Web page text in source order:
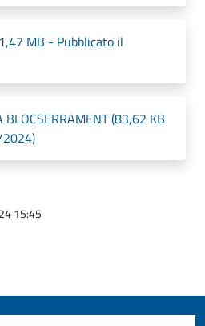
MB - Pubblicato il
BLOCSERRAMENT (83,62 KB
15:45